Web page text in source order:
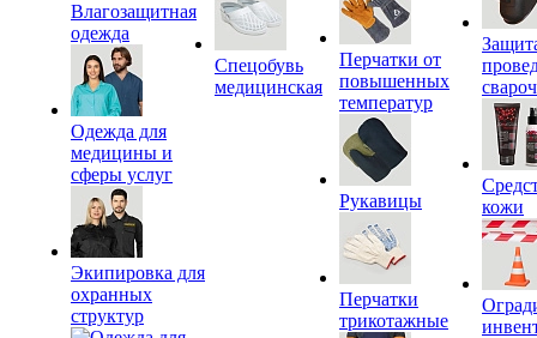
Влагозащитная
одежда
Одежда для
медицины и
сферы услуг
Экипировка для
охранных
структур
Спецобувь
медицинская
Перчатки от
повышенных
температур
Рукавицы
Перчатки
трикотажные
кожи